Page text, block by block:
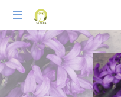
Praxisnahes
Online-
Coaching
für
Tierheilpraktiker